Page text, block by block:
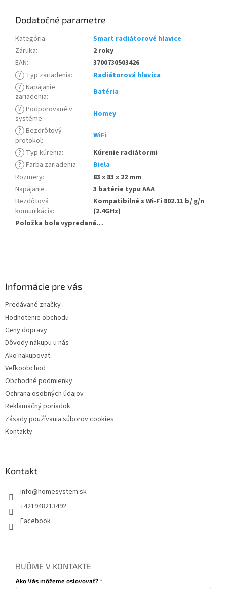
Dodatočné parametre
Kategória:
Smart radiátorové hlavice
Záruka:
2 roky
EAN:
3700730503426
? Typ zariadenia:
Radiátorová hlavica
? Napájanie
zariadenia:
Batéria
? Podporované v
systéme:
Homey
? Bezdrôtový
protokol:
WiFi
? Typ kúrenia:
Kúrenie radiátormi
? Farba zariadenia:
Biela
Rozmery:
83 x 83 x 22 mm
Napájanie :
3 batérie typu AAA
Bezdôtová
komunikácia:
Kompatibilné s Wi-Fi 802.11 b/ g/n
(2.4GHz)
Položka bola vypredaná…
Informácie pre vás
Predávané značky
Hodnotenie obchodu
Ceny dopravy
Dôvody nákupu u nás
Ako nakupovať
Veľkoobchod
Obchodné podmienky
Ochrana osobných údajov
Reklamačný poriadok
Zásady používania súborov cookies
Kontakty
Kontakt
info@homesystem.sk
+421948213492
Facebook
BUĎME V KONTAKTE
Ako Vás môžeme oslovovať?